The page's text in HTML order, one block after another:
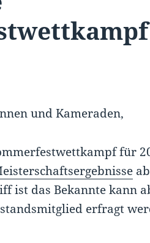
und Kameraden,
für
ist das Bekannte kann
erfragt